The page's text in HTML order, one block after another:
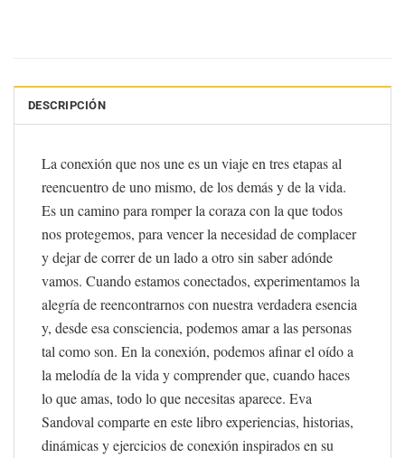
DESCRIPCIÓN
La conexión que nos une es un viaje en tres etapas al
reencuentro de uno mismo, de los demás y de la vida.
Es un camino para romper la coraza con la que todos
nos protegemos, para vencer la necesidad de complacer
y dejar de correr de un lado a otro sin saber adónde
vamos. Cuando estamos conectados, experimentamos la
alegría de reencontrarnos con nuestra verdadera esencia
y, desde esa consciencia, podemos amar a las personas
tal como son. En la conexión, podemos afinar el oído a
la melodía de la vida y comprender que, cuando haces
lo que amas, todo lo que necesitas aparece. Eva
Sandoval comparte en este libro experiencias, historias,
dinámicas y ejercicios de conexión inspirados en su